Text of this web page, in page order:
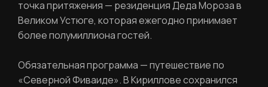
точка притяжения — резиденция Деда Мороза в
Великом Устюге, которая ежегодно принимает
более полумиллиона гостей.
Обязательная программа — путешествие по
«Северной Фиваиде». В Кириллове сохранился